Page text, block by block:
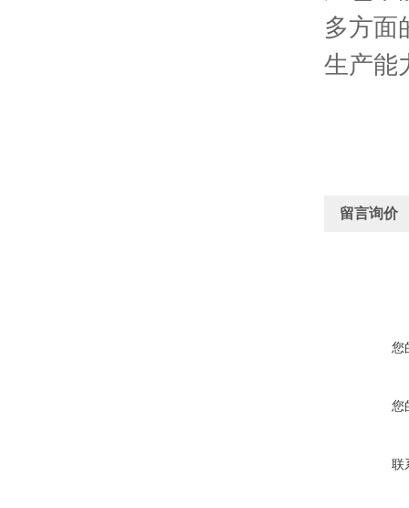
多方面
生产能
留言询价
您
您
联